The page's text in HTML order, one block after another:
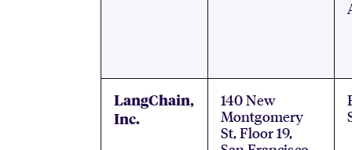
LangChain,
Inc.
140 New
Montgomery
St, Floor 19,